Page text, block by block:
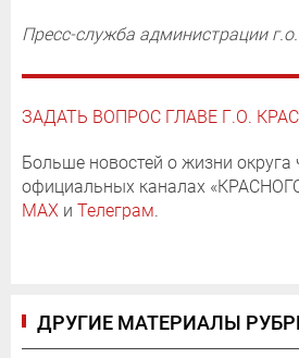
Пресс-служба администрации
ЗАДАТЬ ВОПРОС ГЛАВЕ Г.О.
Больше новостей о жизни округа
официальных каналах
MAX и Телеграм.
ДРУГИЕ МАТЕРИАЛЫ